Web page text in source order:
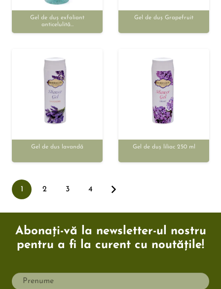
Gel de duș exfoliant
anticelulită…
Gel de duș Grapefruit
Gel de dus lavandă Gel de duș liliac 250 ml
1 2 3 4
Abonați-vă la newsletter-ul nostru
pentru a fi la curent cu noutățile!